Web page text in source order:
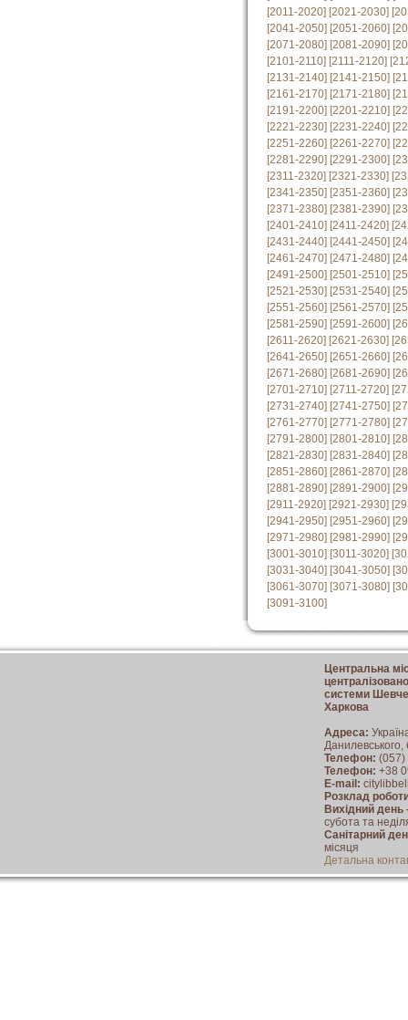
[2011-2020] [2021-2030]
[2041-2050] [2051-2060]
[2071-2080] [2081-2090]
[2101-2110] [2111-2120]
[2131-2140] [2141-2150]
[2161-2170] [2171-2180]
[2191-2200] [2201-2210]
[2221-2230] [2231-2240]
[2251-2260] [2261-2270]
[2281-2290] [2291-2300]
[2311-2320] [2321-2330]
[2341-2350] [2351-2360]
[2371-2380] [2381-2390]
[2401-2410] [2411-2420]
[2431-2440] [2441-2450]
[2461-2470] [2471-2480]
[2491-2500] [2501-2510]
[2521-2530] [2531-2540]
[2551-2560] [2561-2570]
[2581-2590] [2591-2600]
[2611-2620] [2621-2630]
[2641-2650] [2651-2660]
[2671-2680] [2681-2690]
[2701-2710] [2711-2720]
[2731-2740] [2741-2750]
[2761-2770] [2771-2780]
[2791-2800] [2801-2810]
[2821-2830] [2831-2840]
[2851-2860] [2861-2870]
[2881-2890] [2891-2900]
[2911-2920] [2921-2930]
[2941-2950] [2951-2960]
[2971-2980] [2981-2990]
[3001-3010] [3011-3020]
[3031-3040] [3041-3050]
[3061-3070] [3071-3080]
[3091-3100]
Центральна
системи
Харкова
Адреса:
Данилевського,
Телефон: (057)
Телефон: +38
E-mail:
Розклад
Вихідний день
субота та
Санітарний
місяця
Детальна